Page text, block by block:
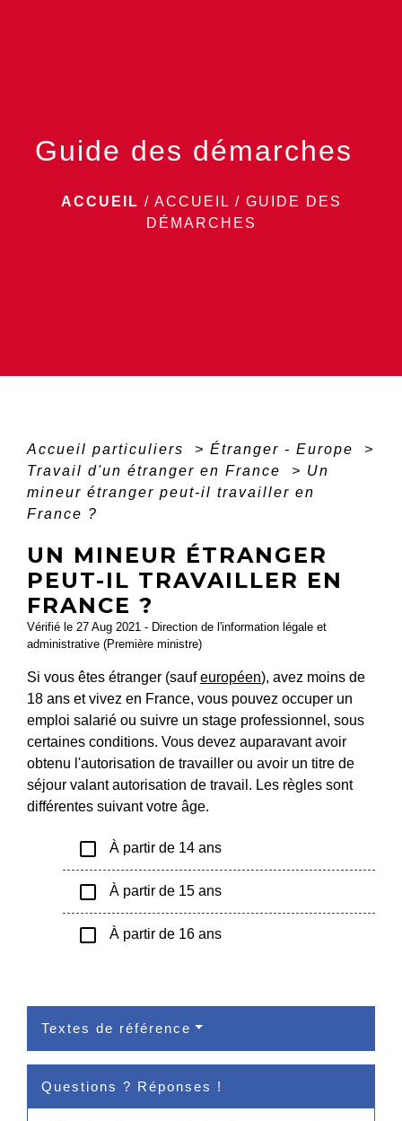
Guide des démarches
ACCUEIL / ACCUEIL / GUIDE DES
DÉMARCHES
Accueil particuliers > Étranger - Europe
>
Travail d'un étranger en France
> Un
mineur étranger peut-il travailler en
France ?
UN MINEUR ÉTRANGER
PEUT-IL TRAVAILLER EN
FRANCE ?
Vérifié le 27 Aug 2021 - Direction de l'information légale et
administrative (Première ministre)
Si vous êtes étranger (saufeuropéen), avez moins de
18 ans et vivez en France, vous pouvez occuper un
emploi salarié ou suivre un stage professionnel, sous
certaines conditions. Vous devez auparavant avoir
obtenu l'autorisation de travailler ou avoir un titre de
séjour valant autorisation de travail. Les règles sont
différentes suivant votre âge.
check_box_outline_blank À partir de 14 ans
check_box_outline_blank À partir de 15 ans
check_box_outline_blank À partir de 16 ans
Textes de référence
Questions ? Réponses !